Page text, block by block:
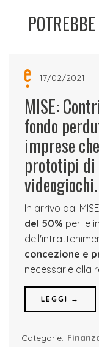
17/02/2021
MISE:
fondo
imprese
prototipi di
videogiochi.
In arrivo dal
del 50% per le
concezione e
necessarie alla
LEGGI →
Categorie: